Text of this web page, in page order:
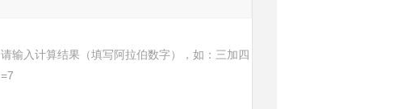
请输入计算结果（填写阿拉伯数字），如：三加四
=7